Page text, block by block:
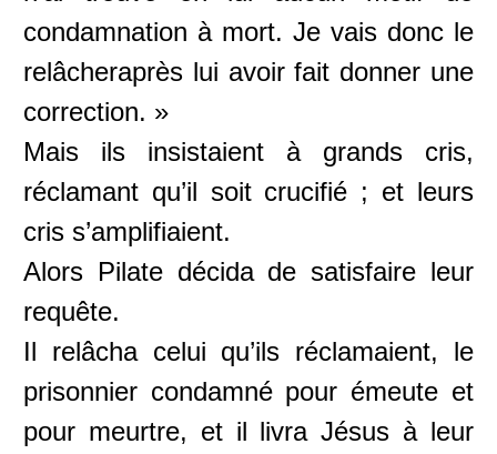
condamnation à mort. Je vais donc le
relâcheraprès lui avoir fait donner une
correction. »
Mais ils insistaient à grands cris,
réclamant qu’il soit crucifié ; et leurs
cris s’amplifiaient.
Alors Pilate décida de satisfaire leur
requête.
Il relâcha celui qu’ils réclamaient, le
prisonnier condamné pour émeute et
pour meurtre, et il livra Jésus à leur